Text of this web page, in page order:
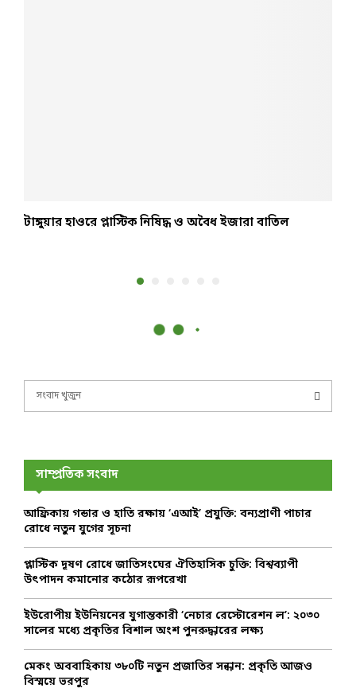
টাঙ্গুয়ার হাওরে প্লাস্টিক নিষিদ্ধ ও অবৈধ ইজারা বাতিল
f
r
E
A
সাম্প্রতিক সংবাদ
আফ্রিকায় গন্ডার ও হাতি রক্ষায় ‘এআই’ প্রযুক্তি: বন্যপ্রাণী পাচার
রোধে নতুন যুগের সূচনা
প্লাস্টিক দূষণ রোধে জাতিসংঘের ঐতিহাসিক চুক্তি: বিশ্বব্যাপী
উৎপাদন কমানোর কঠোর রূপরেখা
ইউরোপীয় ইউনিয়নের যুগান্তকারী ‘নেচার রেস্টোরেশন ল’: ২০৩০
সালের মধ্যে প্রকৃতির বিশাল অংশ পুনরুদ্ধারের লক্ষ্য
মেকং অববাহিকায় ৩৮০টি নতুন প্রজাতির সন্ধান: প্রকৃতি আজও
বিস্ময়ে ভরপুর